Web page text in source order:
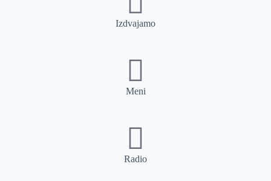
Izdvajamo
Meni
Radio